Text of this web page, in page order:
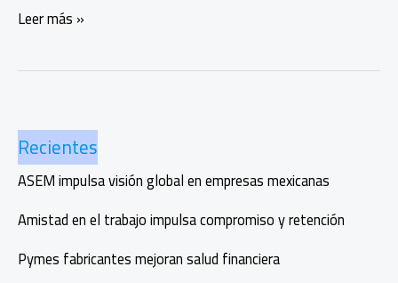
Psyma:
con
alma
Leer más »
Recientes
ASEM impulsa visión global en empresas mexicanas
Amistad en el trabajo impulsa compromiso y retención
Pymes fabricantes mejoran salud financiera